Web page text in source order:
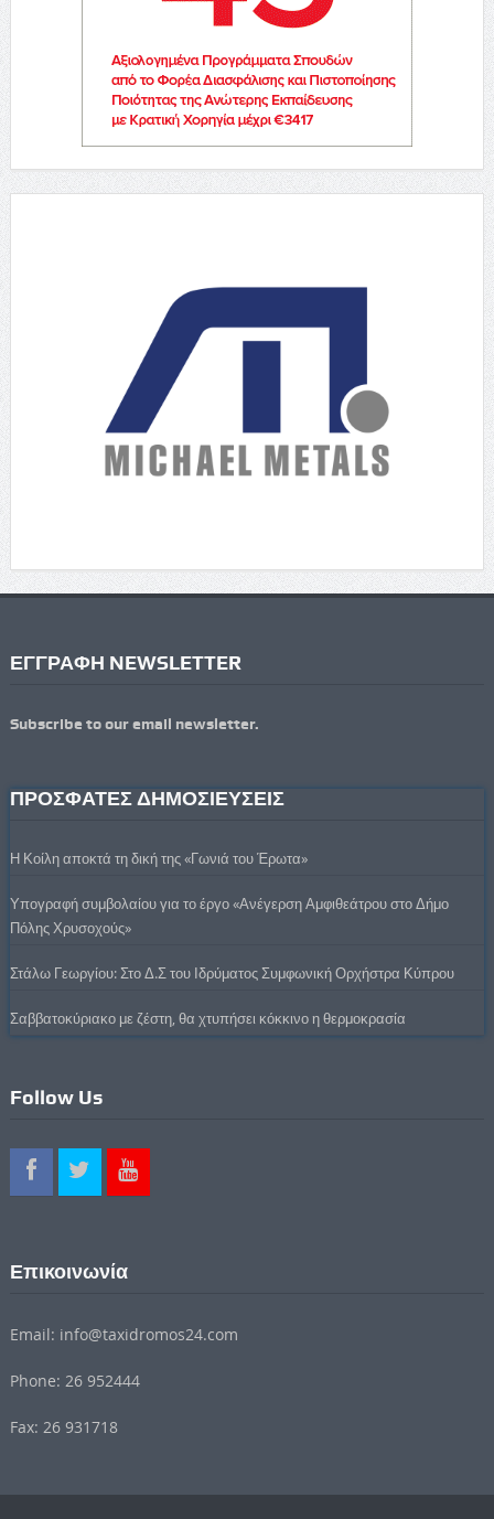
ΕΓΓΡΑΦΗ NEWSLETTER
Subscribe to our email newsletter.
ΠΡΟΣΦΑΤΕΣ ΔΗΜΟΣΙΕΥΣΕΙΣ
Η Κοίλη αποκτά τη δική της «Γωνιά του Έρωτα»
Υπογραφή συμβολαίου για το έργο «Ανέγερση Αμφιθεάτρου στο Δήμο
Πόλης Χρυσοχούς»
Στάλω Γεωργίου: Στο Δ.Σ του Ιδρύματος Συμφωνική Ορχήστρα Κύπρου
Σαββατοκύριακο με ζέστη, θα χτυπήσει κόκκινο η θερμοκρασία
Follow Us
Επικοινωνία
Email: info@taxidromos24.com
Phone: 26 952444
Fax: 26 931718